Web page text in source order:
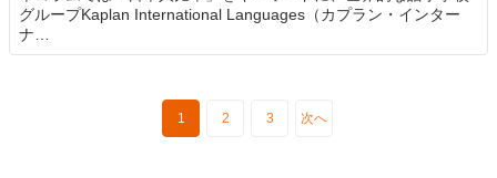
グループKaplan International Languages（カプラン・インター
ナ…
1 2 3 次へ